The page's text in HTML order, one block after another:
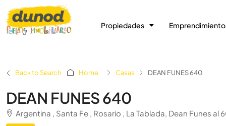
Propiedades
Back to Search Home Casas DEAN FUNES 640
DEAN FUNES 640
Argentina , Santa Fe , Rosario , La Tablada, Dean Funes al